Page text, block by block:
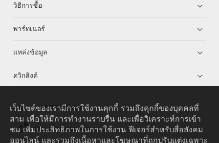
วิธีการซื้อ
พาร์ทเนอร์
แหล่งข้อมูล
ควิกลิงค์
HUAWEI eKit App
Huawei HiKnow App
เว็บไซต์ของเรามีการใช้งานคุกกี้ รวมถึงคุกกี้ของบุคคลที่
สาม เพื่อให้มีการทำงานราบรื่น และเพื่อวิเคราะห์การเข้า
ชม เพิ่มประสิทธิภาพในการใช้งาน ฟีเจอร์สำหรับสื่อสังคม
ออนไลน์ และรวมถึงเนื้อหาและโฆษณาที่ถูกปรับแต่งเฉพาะ